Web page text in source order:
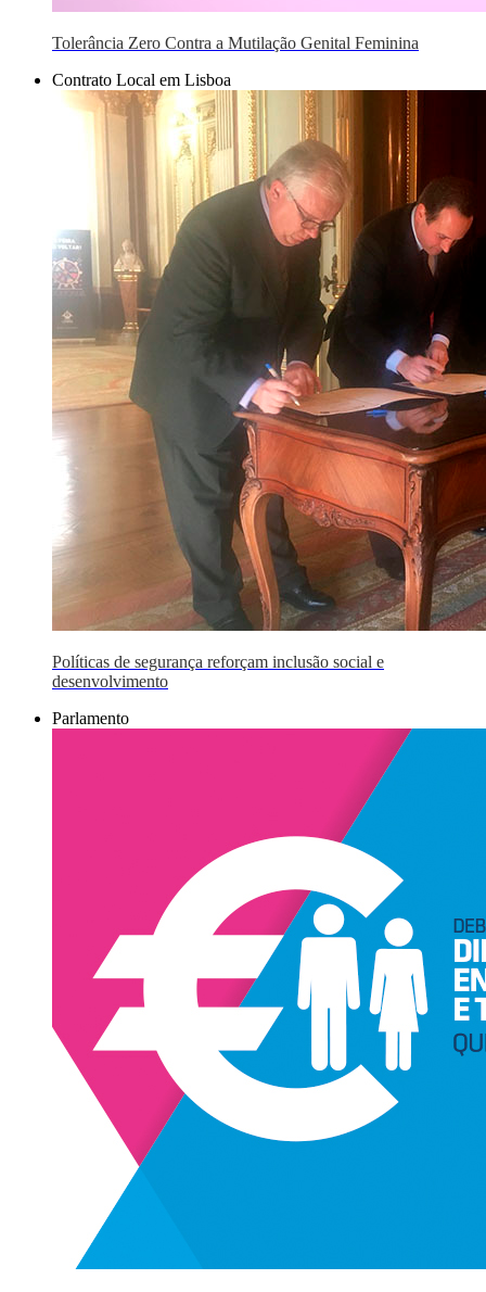
Tolerância Zero Contra a Mutilação Genital Feminina
Contrato Local em Lisboa
Políticas de segurança reforçam inclusão social e
desenvolvimento
Parlamento